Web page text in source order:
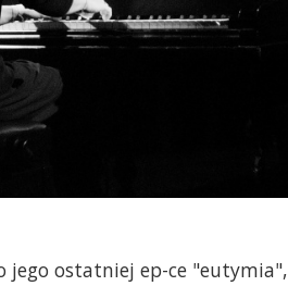
jego ostatniej ep-ce "eutymia",